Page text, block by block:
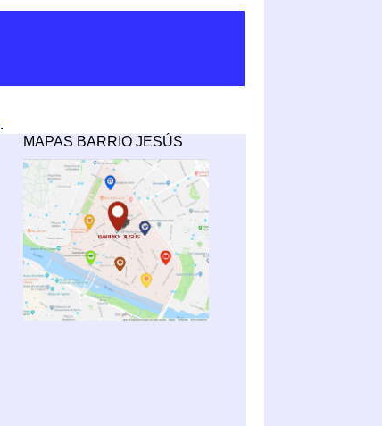
.
MAPAS BARRIO JESÚS